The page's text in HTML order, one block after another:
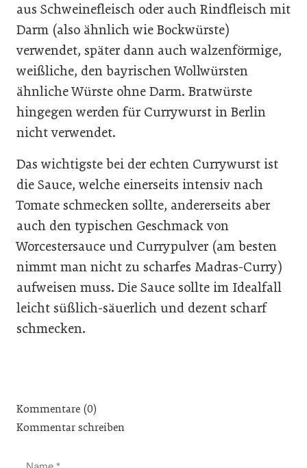
aus Schweinefleisch oder auch Rindfleisch mit
Darm (also ähnlich wie Bockwürste)
verwendet, später dann auch walzenförmige,
weißliche, den bayrischen Wollwürsten
ähnliche Würste ohne Darm. Bratwürste
hingegen werden für Currywurst in Berlin
nicht verwendet.
Das wichtigste bei der echten Currywurst ist
die Sauce, welche einerseits intensiv nach
Tomate schmecken sollte, andererseits aber
auch den typischen Geschmack von
Worcestersauce und Currypulver (am besten
nimmt man nicht zu scharfes Madras-Curry)
aufweisen muss. Die Sauce sollte im Idealfall
leicht süßlich-säuerlich und dezent scharf
schmecken.
Kommentare (0)
Kommentar schreiben